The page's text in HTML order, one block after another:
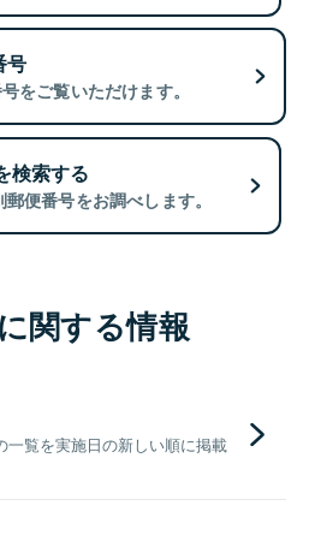
号
をご覧いただけます。
検索する
便番号をお調べします。
関する情報
覧を実施日の新しい順に掲載